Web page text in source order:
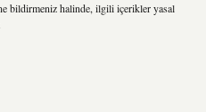
bildirmeniz halinde, ilgili içerikler yasal